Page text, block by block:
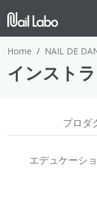
Home NAIL DE
インスト
プロダ
エデュケーシ